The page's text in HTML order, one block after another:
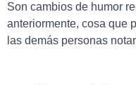
Son cambios de humor
anteriormente, cosa que
las demás personas